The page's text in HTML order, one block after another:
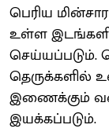
பெரிய
உள்ள
செய்யப்படும்.
தெருக்களில்
இணைக்கும்
இயக்கப்படும்.